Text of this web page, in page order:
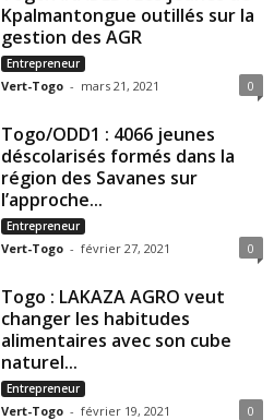
Kpalmantongue outillés sur la
gestion des AGR
Entrepreneur
Vert-Togo - mars 21, 2021 0
Togo/ODD1 : 4066 jeunes
déscolarisés formés dans la
région des Savanes sur
l’approche...
Entrepreneur
Vert-Togo - février 27, 2021 0
Togo : LAKAZA AGRO veut
changer les habitudes
alimentaires avec son cube
naturel...
Entrepreneur
Vert-Togo - février 19, 2021 0